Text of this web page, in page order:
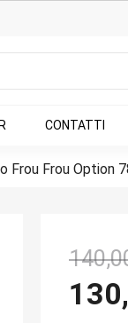
CONTATTI
Frou Frou Option